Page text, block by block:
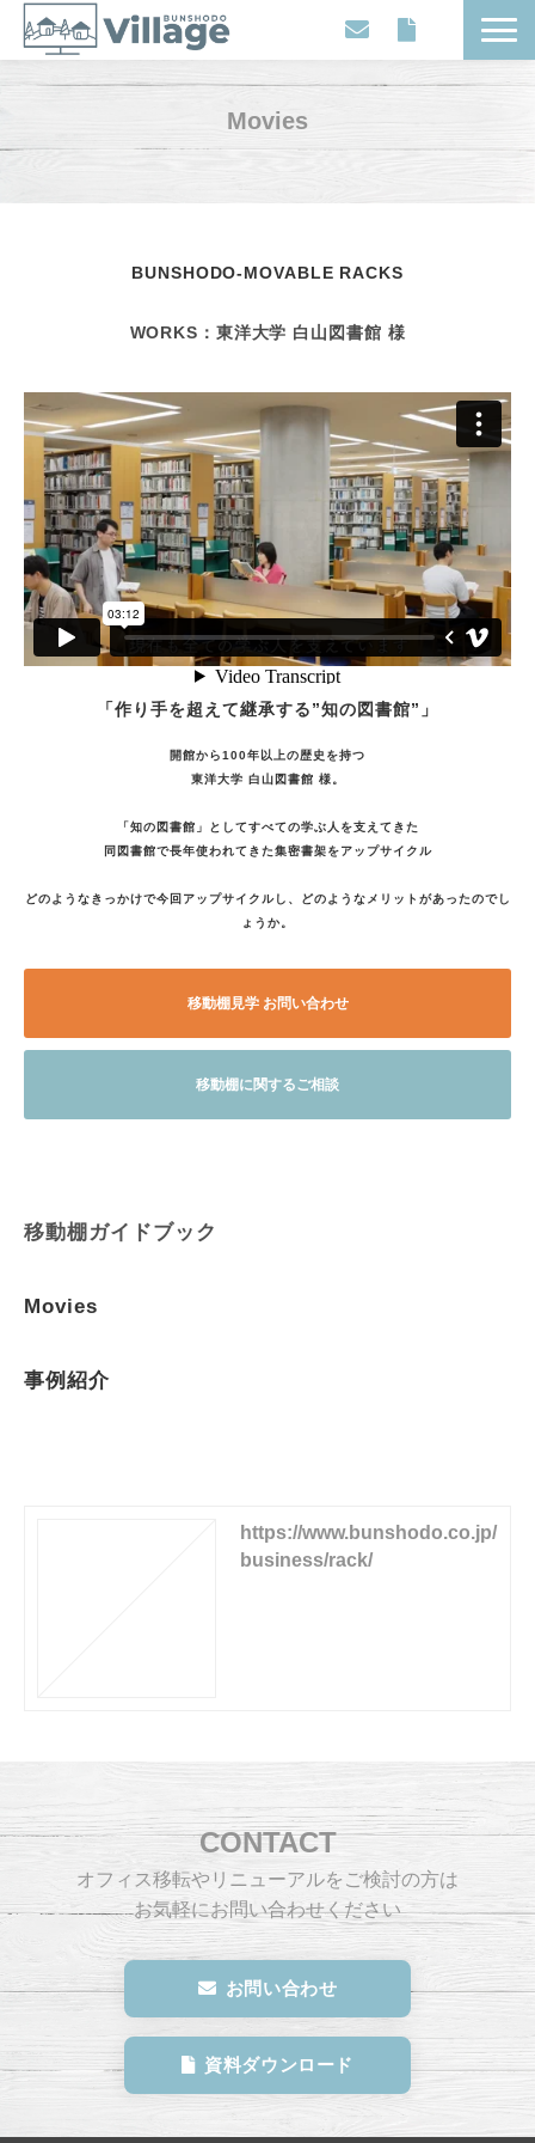
Workplaces
Movies
Movies
BUNSHODO-MOVABLE RACKS
WORKS：東洋大学 白山図書館 様
「作り手を超えて継承する”知の図書館”」
開館から100年以上の歴史を持つ
東洋大学 白山図書館 様。
「知の図書館」としてすべての学ぶ人を支えてきた
同図書館で長年使われてきた集密書架をアップサイクル
どのようなきっかけで今回アップサイクルし、どのようなメリットがあったのでし
ょうか。
移動棚見学 お問い合わせ
移動棚に関するご相談
移動棚ガイドブック
Movies
事例紹介
https://www.bunshodo.co.jp/
business/rack/
CONTACT
オフィス移転やリニューアルをご検討の方は
お気軽にお問い合わせください
お問い合わせ
資料ダウンロード